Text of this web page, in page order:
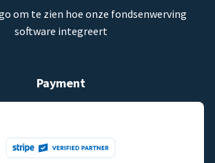
om te zien hoe onze fondsenwerving
software integreert
Payment